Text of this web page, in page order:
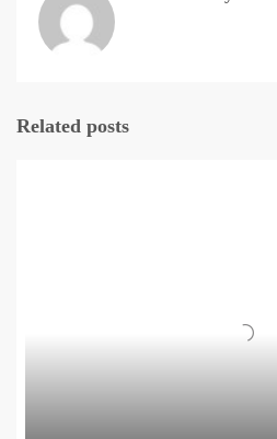
Related posts